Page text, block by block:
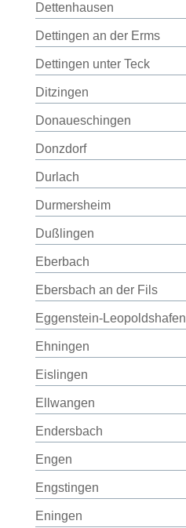
Dettenhausen
Dettingen an der Erms
Dettingen unter Teck
Ditzingen
Donaueschingen
Donzdorf
Durlach
Durmersheim
Dußlingen
Eberbach
Ebersbach an der Fils
Eggenstein-Leopoldshafen
Ehningen
Eislingen
Ellwangen
Endersbach
Engen
Engstingen
Eningen